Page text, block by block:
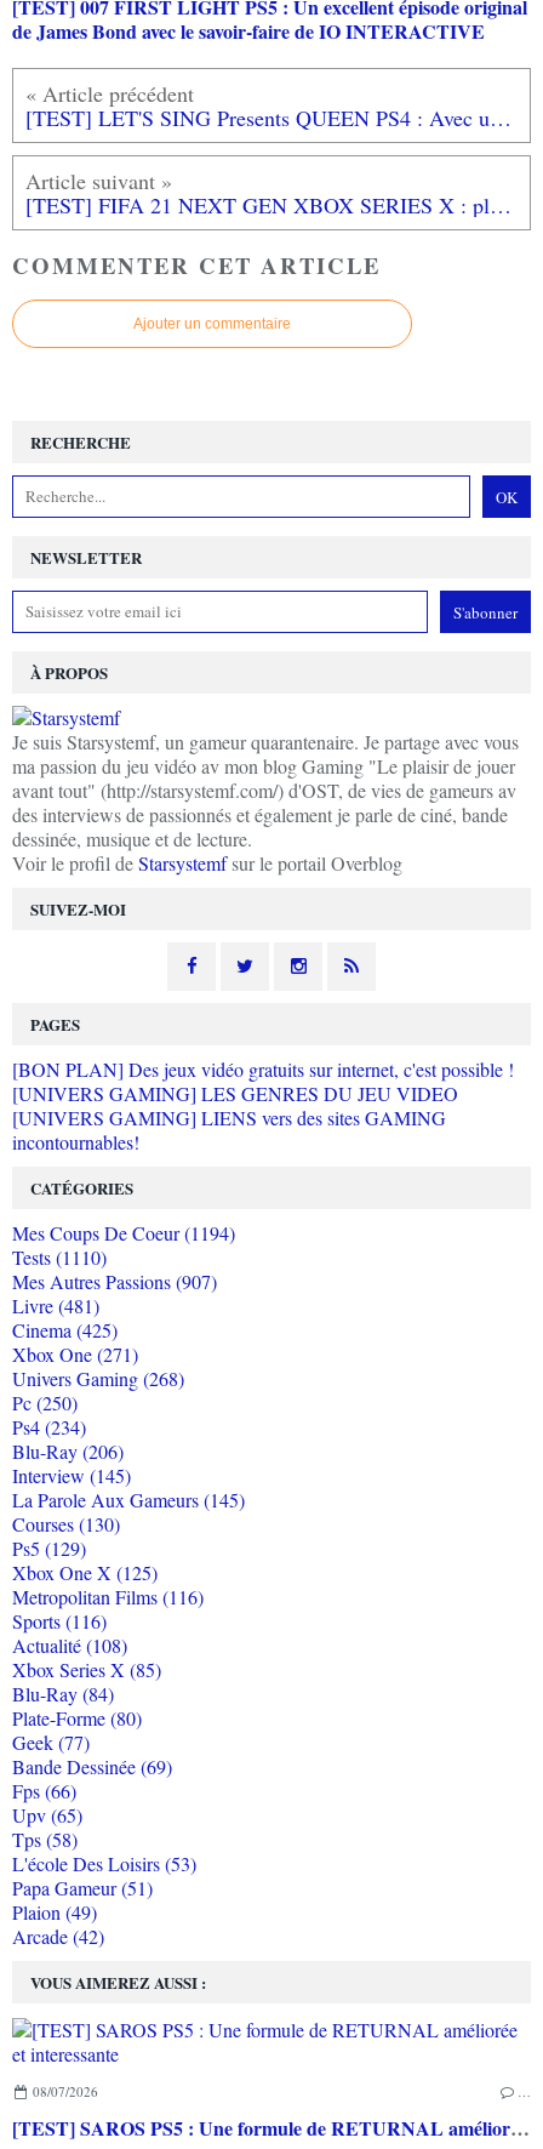
[TEST] 007 FIRST LIGHT PS5 : Un excellent épisode original
de James Bond avec le savoir-faire de IO INTERACTIVE
[TEST] LET'S SING Presents QUEEN PS4 : Avec une telle tracklist, on se lâche!
[TEST] FIFA 21 NEXT GEN XBOX SERIES X : plus spectaculaire mais toujours aussi imparfait
COMMENTER CET ARTICLE
Ajouter un commentaire
NEWSLETTER
SUIVEZ-MOI
RECHERCHE
À PROPOS
Je suis Starsystemf, un gameur quarantenaire. Je partage avec vous
ma passion du jeu vidéo av mon blog Gaming "Le plaisir de jouer
avant tout" (http://starsystemf.com/) d'OST, de vies de gameurs av
des interviews de passionnés et également je parle de ciné, bande
dessinée, musique et de lecture.
Voir le profil deStarsystemfsur le portail Overblog
VOUS AIMEREZ AUSSI :
08/07/2026 …
[TEST] SAROS PS5 : Une formule de RETURNAL améliorée et interessante
PAGES
[BON PLAN] Des jeux vidéo gratuits sur internet, c'est possible !
[UNIVERS GAMING] LES GENRES DU JEU VIDEO
[UNIVERS GAMING] LIENS vers des sites GAMING
incontournables!
CATÉGORIES
Mes Coups De Coeur (1194)
Tests (1110)
Mes Autres Passions (907)
Livre (481)
Cinema (425)
Xbox One (271)
Univers Gaming (268)
Pc (250)
Ps4 (234)
Blu-Ray (206)
Interview (145)
La Parole Aux Gameurs (145)
Courses (130)
Ps5 (129)
Xbox One X (125)
Metropolitan Films (116)
Sports (116)
Actualité (108)
Xbox Series X (85)
Blu-Ray (84)
Plate-Forme (80)
Geek (77)
Bande Dessinée (69)
Fps (66)
Upv (65)
Tps (58)
L'école Des Loisirs (53)
Papa Gameur (51)
Plaion (49)
Arcade (42)